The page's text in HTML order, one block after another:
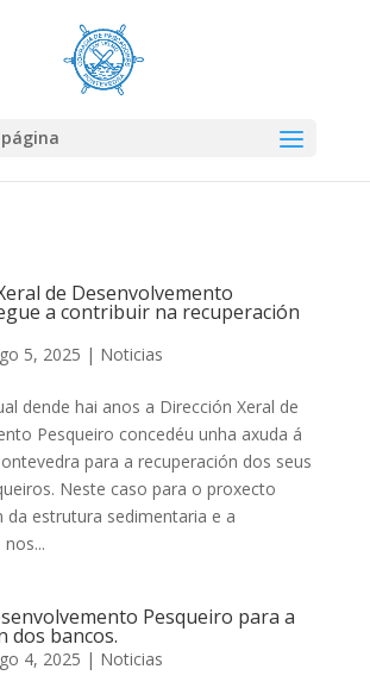
de Desenvolvemento
a contribuir na recuperación
5, 2025 | Noticias
dende hai anos a Dirección Xeral de
Pesqueiro concedéu unha axuda á
para a recuperación dos seus
Neste caso para o proxecto
da estrutura sedimentaria e a
Pesqueiro para a
dos bancos.
4, 2025 | Noticias